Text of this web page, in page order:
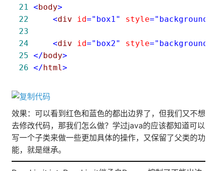
21
<body>
22
<div id="box1" style
23
24
<div id="box2" style
25 </body>
26 </html >
效果：可以看到红色和蓝色的都出边界了，但我们又不想
去修改代码，那我们怎么做？学过java的应该都知道可以
写一个子类来做一些更加具体的操作，又保留了父类的功
能，就是继承。